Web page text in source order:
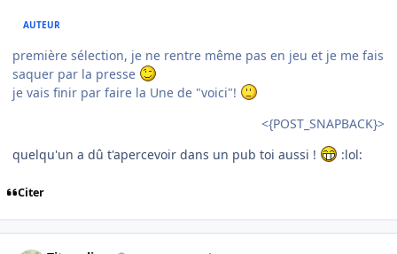
AUTEUR
première sélection, je ne rentre même pas en jeu et je me fais
saquer par la presse
je vais finir par faire la Une de "voici"!
<{POST_SNAPBACK}>
quelqu'un a dû t'apercevoir dans un pub toi aussi !
:lol:
Citer